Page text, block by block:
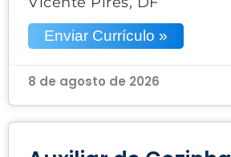
Enviar Currículo »
8 de agosto de 2026